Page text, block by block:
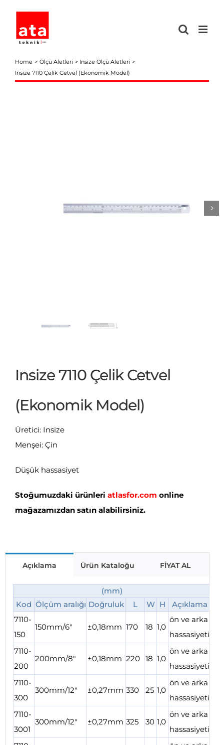
content
Home Ölçü Aletleri
Insize Ölçü Aletleri
Insize 7110 Çelik Cetvel (Ekonomik Model)
Insize 7110 Çelik Cetvel
(Ekonomik Model)
Üretici: Insize
Menşei: Çin
Düşük hassasiyet
Stoğumuzdaki ürünleri atlasfor.com online
mağazamızdan satın alabilirsiniz.
Açıklama Ürün Kataloğu FİYAT AL
(mm)
Kod Ölçüm aralığı Doğruluk L W H
Açıklama
7110-
150
150mm/6″ ±0,18mm 170 18 1,0
ön ve arka
hassasiyeti
7110-
200
200mm/8″ ±0,18mm 220 18 1,0
ön ve arka
hassasiyeti
7110-
300
300mm/12″ ±0,27mm 330 25 1,0
ön ve arka
hassasiyeti
7110-
3001
300mm/12″ ±0,27mm 325 30 1,0
ön ve arka
hassasiyeti